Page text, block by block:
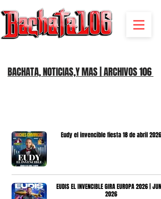
BACHATA, NOTICIAS,Y MAS | ARCHIVOS 106
Eudy el invencible fiesta 18 de abril 2026
EUDIS EL INVENCIBLE GIRA EUROPA 2026 | JUNIO
2026